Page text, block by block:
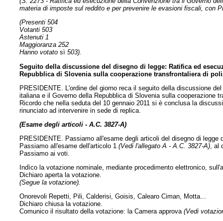
materia di imposte sul reddito e per prevenire le evasioni fiscali, con
(Presenti 504
Votanti 503
Astenuti 1
Maggioranza 252
Hanno votato sì503).
Seguito della discussione del disegno di legge: Ratifica ed
Repubblica di Slovenia sulla cooperazione transfrontaliera di
PRESIDENTE. L'ordine del giorno reca il seguito della discussione
italiana e il Governo della Repubblica di Slovenia sulla cooperazione
Ricordo che nella seduta del 10 gennaio 2011 si è conclusa la
rinunciato ad intervenire in sede di replica.
(Esame degli articoli - A.C. 3827-A)
PRESIDENTE. Passiamo all'esame degli articoli del disegno di
Passiamo all'esame dell'articolo 1(Vedi l'allegato A - A.C. 3827-A), al
Passiamo ai voti.
Indìco la votazione nominale, mediante procedimento elettronico,
Dichiaro aperta la votazione.
(Segue la votazione).
Onorevoli Repetti, Pili, Calderisi, Goisis, Calearo Ciman, Motta...
Dichiaro chiusa la votazione.
Comunico il risultato della votazione: la Camera approva(Vedi